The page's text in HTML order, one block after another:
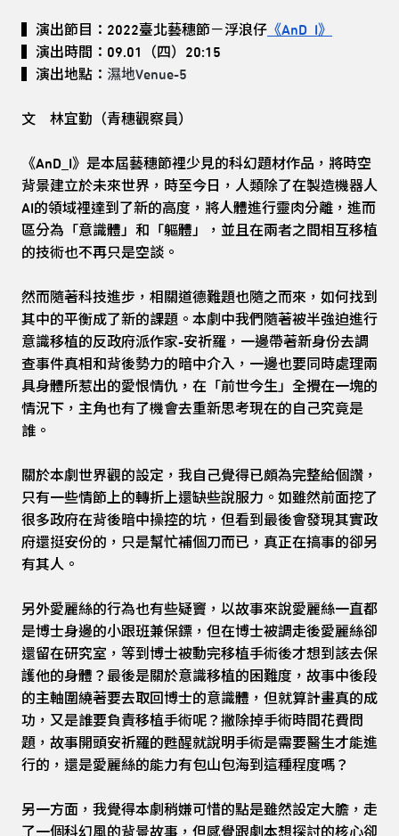
▍演出節目：2022臺北藝穗節－浮浪仔 《AnD_I》
▍演出時間：09.01（四）20:15
▍演出地點： 濕地Venue-5
文 林宜勤（青穗觀察員）
《AnD_I》是本屆藝穗節裡少見的科幻題材作品，將時空
背景建立於未來世界，時至今日，人類除了在製造機器人
AI的領域裡達到了新的高度，將人體進行靈肉分離，進而
區分為「意識體」和「軀體」，並且在兩者之間相互移植
的技術也不再只是空談。
然而隨著科技進步，相關道德難題也隨之而來，如何找到
其中的平衡成了新的課題。本劇中我們隨著被半強迫進行
意識移植的反政府派作家-安祈羅，一邊帶著新身份去調
查事件真相和背後勢力的暗中介入，一邊也要同時處理兩
具身體所惹出的愛恨情仇，在「前世今生」全攪在一塊的
情況下，主角也有了機會去重新思考現在的自己究竟是
誰。
關於本劇世界觀的設定，我自己覺得已頗為完整給個讚，
只有一些情節上的轉折上還缺些說服力。如雖然前面挖了
很多政府在背後暗中操控的坑，但看到最後會發現其實政
府還挺安份的，只是幫忙補個刀而已，真正在搞事的卻另
有其人。
另外愛麗絲的行為也有些疑竇，以故事來說愛麗絲一直都
是博士身邊的小跟班兼保鏢，但在博士被調走後愛麗絲卻
還留在研究室，等到博士被動完移植手術後才想到該去保
護他的身體？最後是關於意識移植的困難度，故事中後段
的主軸圍繞著要去取回博士的意識體，但就算計畫真的成
功，又是誰要負責移植手術呢？撇除掉手術時間花費問
題，故事開頭安祈羅的甦醒就說明手術是需要醫生才能進
行的，還是愛麗絲的能力有包山包海到這種程度嗎？
另一方面，我覺得本劇稍嫌可惜的點是雖然設定大膽，走
了一個科幻風的背景故事，但感覺跟劇本想探討的核心卻